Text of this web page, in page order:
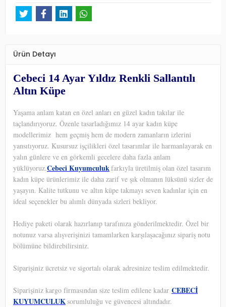
Ürün Detayı
Cebeci 14 Ayar Yıldız Renkli Sallantılı
Altın Küpe
Yaşama anlam katan en özel anları en güzel kadın takılar ile
taçlandırıyoruz. Özenle tasarladığımız 14 ayar kadın küpe
modellerimiz hem geçmiş hem de modern zamanların izlerini
yansıtıyoruz. Kusursuz işçilikleri özel tasarımlar ile harmanlayarak en
yalın günlere ve en görkemli gecelere daha fazla anlam
yüklüyoruz.Cebeci Kuyumculukfarkıyla üretilmiş olan özel tasarım
kadın küpe ürünlerimiz ile daha zarif ve şık olmanın lüksünü sizler de
yaşayın. Kalite tutkunu ve altın küpe takmayı seven kadınlar için en
ideal seçenekler bu alımlı dünyada sizleri bekliyor.
Hediye paketi olarak hazırlanıp tarafınıza gönderilmektedir. Özel bir
notunuz varsa alışverişinizi tamamlarken karşılaşacağınız sipariş notu
bölümüne bildirebilirsiniz.
Siparişiniz ücretsiz ve sigortalı olarak adresinize teslim edilmektedir.
Siparişiniz kargo firmasından size teslim edilene kadar CEBECİ
KUYUMCULUKsorumluluğu ve güvencesi altındadır.